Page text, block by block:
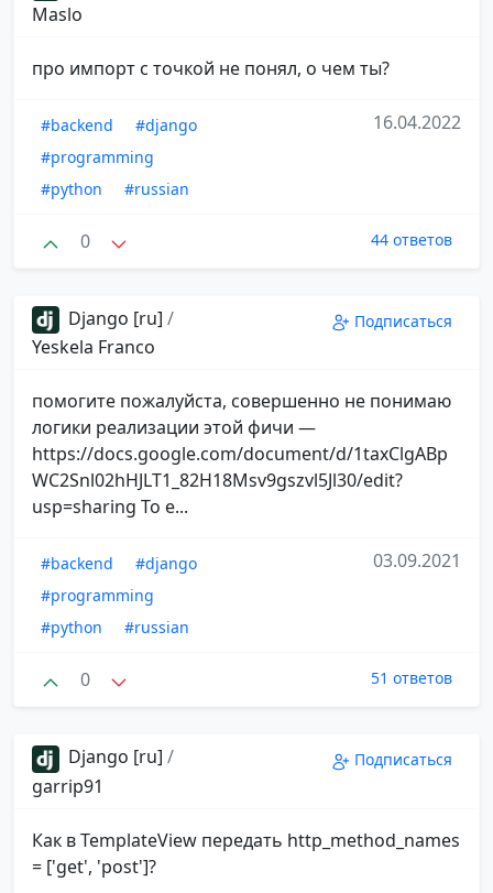
Maslo
про импорт с точкой не понял, о чем ты?
#backend
#django
#programming
#python
#russian
16.04.2022
0 44 ответов
Django [ru] /
Yeskela Franco
Подписаться
помогите пожалуйста, совершенно не понимаю
логики реализации этой фичи —
https://docs.google.com/document/d/1taxClgABp
WC2Snl02hHJLT1_82H18Msv9gszvl5Jl30/edit?
usp=sharing То е...
#backend
#django
#programming
#python
#russian
03.09.2021
0 51 ответов
Django [ru] /
garrip91
Подписаться
Как в TemplateView передать http_method_names
= ['get', 'post']?